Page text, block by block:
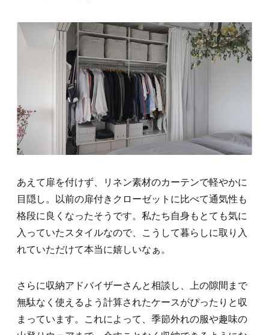
あえて扉を付けず、リネン素材のカーテンで軽やかに
目隠し。以前の扉付きクローゼットに比べて通気性も
格段に良くなったそうです。私たち自身もとても気に
入っていたスタイルなので、こうして暮らしに取り入
れていただけて本当に嬉しいなぁ。
さらに収納アドバイザーさんと相談し、上の隙間まで
無駄なく使えるよう計算されたケースがぴったりと収
まっています。これによって、季節外れの服や趣味の